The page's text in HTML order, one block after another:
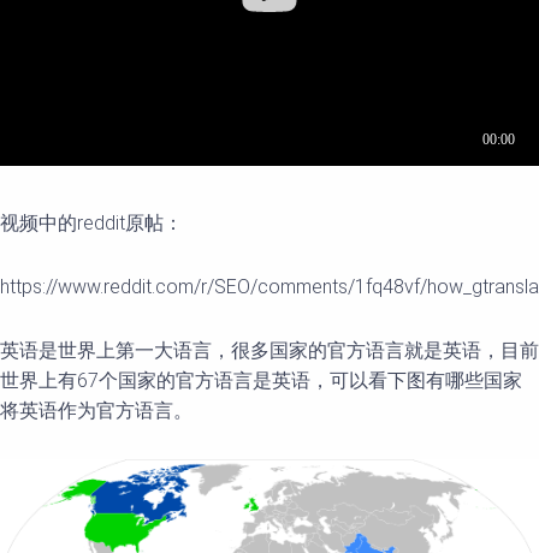
视频中的reddit原帖：
https://www.reddit.com/r/SEO/comments/1fq48vf/
英语是世界上第一大语言，很多国家的官方语言就是英语，目前
世界上有67个国家的官方语言是英语，可以看下图有哪些国家
将英语作为官方语言。